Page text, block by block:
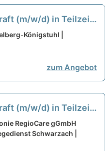
(m/w/d) in Teilzeit
Teil unseres Teams!
Königstuhl |
zum Angebot
(m/w/d) in Teilzeit
Deine Karriere!
RegioCare gGmbH
Schwarzach |